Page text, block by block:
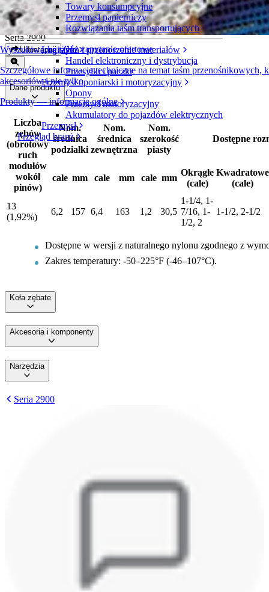
Wyszukiwarka taśm
Szczegółowe informacje techniczne na temat taśm przenośnikowych,
akcesoriów i nie tylko
Produkty — informacje ogólne
Towary konsumpcyjne
Przemysł papierniczy
Rozwiązania taśm transportujących
Logistyka i przenoszenie materiałów
Handel elektroniczny i dystrybucja
Przesyłki i paczki
Przemysł oponiarski i motoryzacyjny
Opony
Przemysł motoryzacyjny
Akumulatory do pojazdów elektrycznych
Przemysł
Przegląd branż
Koła zębate z nylonu
Seria 2900
Udostępnij Złóż zapytanie ofertowe
Dane produktu
Liczba
zębów
(obrotowy
ruch
modułów
wokół
pinów)
Nom.
średnica
podziałki
Nom.
średnica
zewnętrzna
Nom.
szerokość
piasty
Dostępne
cale mm cale mm cale mm
Okrągłe
(cale)
Kwadratowe
(cale)
13
(1,92%)
6,2 157 6,4 163 1,2 30,5
1-1/4, 1-
7/16, 1-
1/2, 2
1-1/2, 2-1/2
Dostępne w wersji z naturalnego nylonu zgodnego z
Zakres temperatury: -50–225°F (-46–107°C).
Koła zębate
Akcesoria i komponenty
Narzędzia
Seria 2900